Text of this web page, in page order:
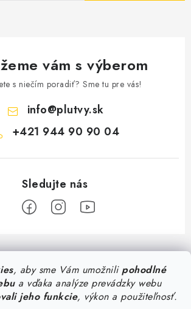
, aby sme Vám umožnilipohodlné
a vďaka analýze prevádzky webu
jeho funkcie, výkon a použiteľnosť.
vám s výberom
s niečím poradiť? Sme tu pre vás!
info@plutvy.sk
+421 944 90 90 04